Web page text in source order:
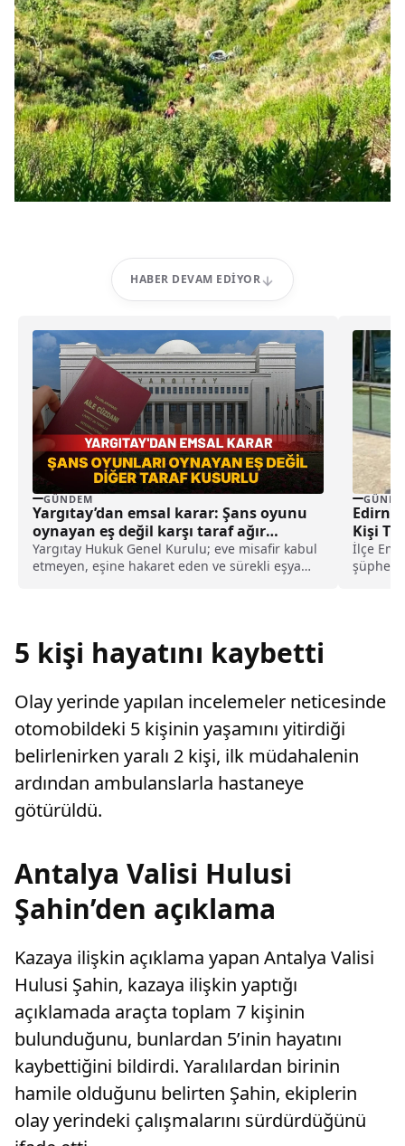
HABER DEVAM EDIYOR
GÜNDEM
Yargıtay’dan emsal karar: Şans oyunu
oynayan eş değil karşı taraf ağır
kusurlu sayıldı
Yargıtay Hukuk Genel Kurulu; eve misafir kabul
etmeyen, eşine hakaret eden ve sürekli eşya
Kişi
İlçe
5 kişi hayatını kaybetti
Olay yerinde yapılan incelemeler neticesinde
otomobildeki 5 kişinin yaşamını yitirdiği
belirlenirken yaralı 2 kişi, ilk müdahalenin
ardından ambulanslarla hastaneye
götürüldü.
Antalya Valisi Hulusi
Şahin’den açıklama
Kazaya ilişkin açıklama yapan Antalya Valisi
Hulusi Şahin, kazaya ilişkin yaptığı
açıklamada araçta toplam 7 kişinin
bulunduğunu, bunlardan 5’inin hayatını
kaybettiğini bildirdi. Yaralılardan birinin
hamile olduğunu belirten Şahin, ekiplerin
olay yerindeki çalışmalarını sürdürdüğünü